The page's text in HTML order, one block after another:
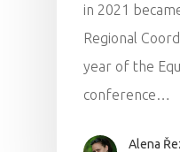
in 2021
Regional
year of the
conference…
Alena